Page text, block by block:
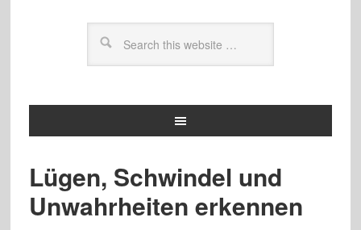
Lügen, Schwindel und
Unwahrheiten erkennen